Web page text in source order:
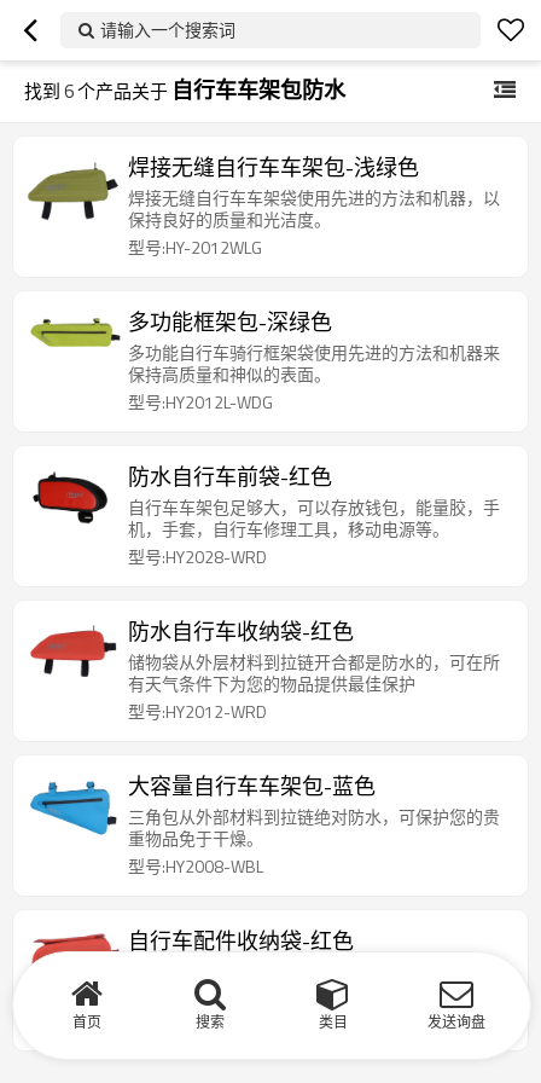
请输入一个搜索词
找到6个产品关于 自行车车架包防水
焊接无缝自行车车架包-浅绿色
焊接无缝自行车车架袋使用先进的方法和机器，以
保持良好的质量和光洁度。
型号:HY-2012WLG
多功能框架包-深绿色
多功能自行车骑行框架袋使用先进的方法和机器来
保持高质量和神似的表面。
型号:HY2012L-WDG
防水自行车前袋-红色
自行车车架包足够大，可以存放钱包，能量胶，手
机，手套，自行车修理工具，移动电源等。
型号:HY2028-WRD
防水自行车收纳袋-红色
储物袋从外层材料到拉链开合都是防水的，可在所
有天气条件下为您的物品提供最佳保护
型号:HY2012-WRD
大容量自行车车架包-蓝色
三角包从外部材料到拉链绝对防水，可保护您的贵
重物品免于干燥。
型号:HY2008-WBL
自行车配件收纳袋-红色
和机器来保持优质的品质和表面。
型号:HY2011-WRD
首页 搜索 类目 发送询盘